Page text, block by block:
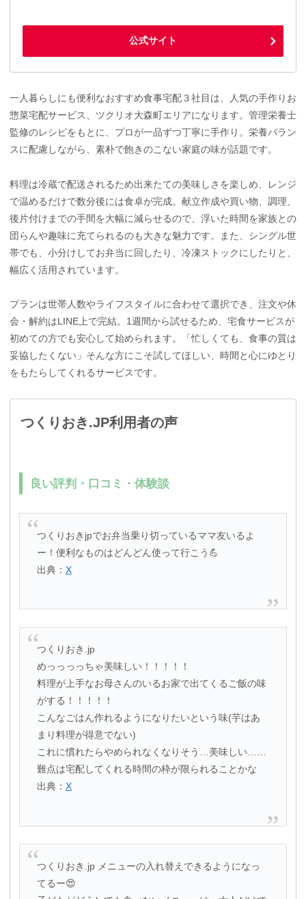
公式サイト
一人暮らしにも便利なおすすめ食事宅配３社目は、人気の手作りお
惣菜宅配サービス、ツクリオ大森町エリアになります。管理栄養士
監修のレシピをもとに、プロが一品ずつ丁寧に手作り。栄養バラン
スに配慮しながら、素朴で飽きのこない家庭の味が話題です。
料理は冷蔵で配送されるため出来たての美味しさを楽しめ、レンジ
で温めるだけで数分後には食卓が完成。献立作成や買い物、調理、
後片付けまでの手間を大幅に減らせるので、浮いた時間を家族との
団らんや趣味に充てられるのも大きな魅力です。また、シングル世
帯でも、小分けしてお弁当に回したり、冷凍ストックにしたりと、
幅広く活用されています。
プランは世帯人数やライフスタイルに合わせて選択でき、注文や休
会・解約はLINE上で完結。1週間から試せるため、宅食サービスが
初めての方でも安心して始められます。「忙しくても、食事の質は
妥協したくない」そんな方にこそ試してほしい、時間と心にゆとり
をもたらしてくれるサービスです。
つくりおき.JP利用者の声
良い評判・口コミ・体験談
つくりおきjpでお弁当乗り切っているママ友いるよ
ー！便利なものはどんどん使って行こう💪
出典： X
つくりおき.jp
めっっっっちゃ美味しい！！！！！
料理が上手なお母さんのいるお家で出てくるご飯の味
がする！！！！！
こんなごはん作れるようになりたいという味(芋はあ
まり料理が得意でない)
これに慣れたらやめられなくなりそう…美味しい……
難点は宅配してくれる時間の枠が限られることかな
出典： X
つくりおき.jp メニューの入れ替えできるようになっ
てるー😍